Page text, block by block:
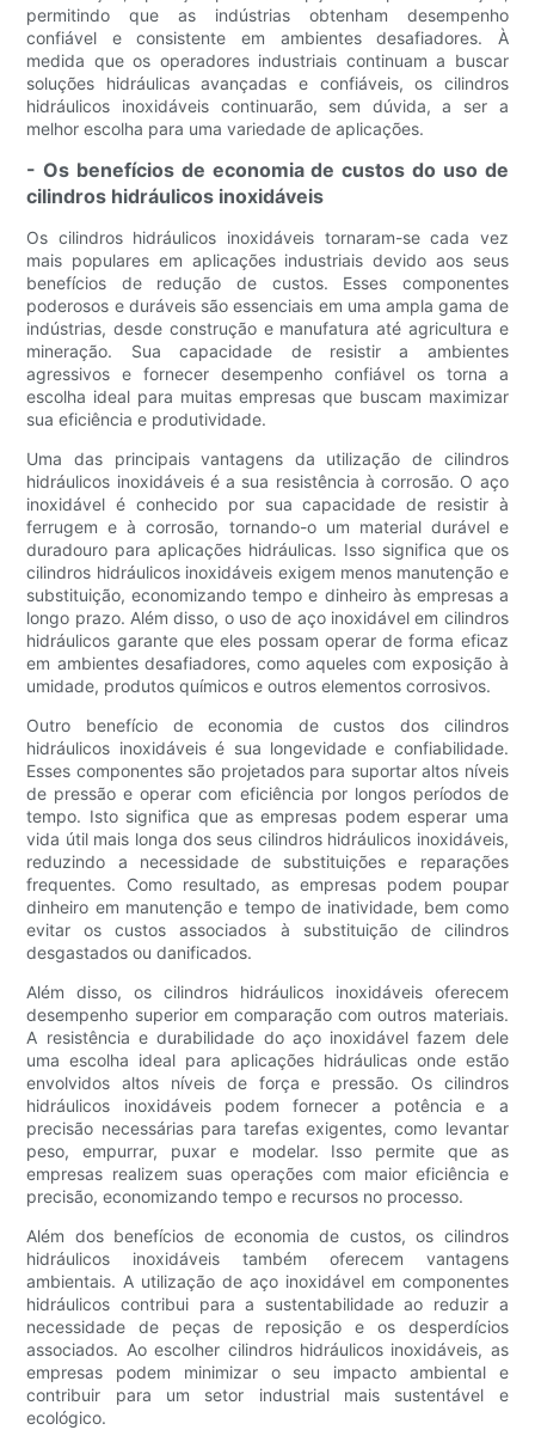
permitindo que as indústrias obtenham desempenho
confiável e consistente em ambientes desafiadores. À
medida que os operadores industriais continuam a buscar
soluções hidráulicas avançadas e confiáveis, os cilindros
hidráulicos inoxidáveis ​​continuarão, sem dúvida, a ser a
melhor escolha para uma variedade de aplicações.
- Os benefícios de economia de custos do uso de
cilindros hidráulicos inoxidáveis
Os cilindros hidráulicos inoxidáveis ​​tornaram-se cada vez
mais populares em aplicações industriais devido aos seus
benefícios de redução de custos. Esses componentes
poderosos e duráveis ​​são essenciais em uma ampla gama de
indústrias, desde construção e manufatura até agricultura e
mineração. Sua capacidade de resistir a ambientes
agressivos e fornecer desempenho confiável os torna a
escolha ideal para muitas empresas que buscam maximizar
sua eficiência e produtividade.
Uma das principais vantagens da utilização de cilindros
hidráulicos inoxidáveis ​​é a sua resistência à corrosão. O aço
inoxidável é conhecido por sua capacidade de resistir à
ferrugem e à corrosão, tornando-o um material durável e
duradouro para aplicações hidráulicas. Isso significa que os
cilindros hidráulicos inoxidáveis ​​exigem menos manutenção e
substituição, economizando tempo e dinheiro às empresas a
longo prazo. Além disso, o uso de aço inoxidável em cilindros
hidráulicos garante que eles possam operar de forma eficaz
em ambientes desafiadores, como aqueles com exposição à
umidade, produtos químicos e outros elementos corrosivos.
Outro benefício de economia de custos dos cilindros
hidráulicos inoxidáveis ​​é sua longevidade e confiabilidade.
Esses componentes são projetados para suportar altos níveis
de pressão e operar com eficiência por longos períodos de
tempo. Isto significa que as empresas podem esperar uma
vida útil mais longa dos seus cilindros hidráulicos inoxidáveis,
reduzindo a necessidade de substituições e reparações
frequentes. Como resultado, as empresas podem poupar
dinheiro em manutenção e tempo de inatividade, bem como
evitar os custos associados à substituição de cilindros
desgastados ou danificados.
Além disso, os cilindros hidráulicos inoxidáveis ​​oferecem
desempenho superior em comparação com outros materiais.
A resistência e durabilidade do aço inoxidável fazem dele
uma escolha ideal para aplicações hidráulicas onde estão
envolvidos altos níveis de força e pressão. Os cilindros
hidráulicos inoxidáveis ​​podem fornecer a potência e a
precisão necessárias para tarefas exigentes, como levantar
peso, empurrar, puxar e modelar. Isso permite que as
empresas realizem suas operações com maior eficiência e
precisão, economizando tempo e recursos no processo.
Além dos benefícios de economia de custos, os cilindros
hidráulicos inoxidáveis ​​também oferecem vantagens
ambientais. A utilização de aço inoxidável em componentes
hidráulicos contribui para a sustentabilidade ao reduzir a
necessidade de peças de reposição e os desperdícios
associados. Ao escolher cilindros hidráulicos inoxidáveis, as
empresas podem minimizar o seu impacto ambiental e
contribuir para um setor industrial mais sustentável e
ecológico.